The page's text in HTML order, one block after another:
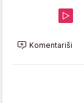
Komentariši